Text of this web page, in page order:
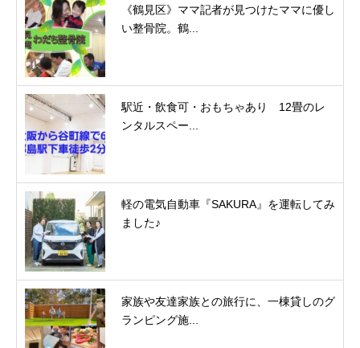
《鶴見区》ママ記者が見つけたママに優し
い整骨院。鶴...
駅近・飲食可・おもちゃあり 12畳のレ
ンタルスペー...
軽の電気自動車『SAKURA』を運転してみ
ました♪
家族や友達家族との旅行に、一棟貸しのグ
ランピング施...